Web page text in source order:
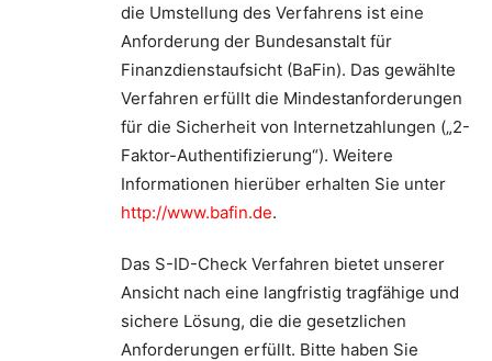
die Umstellung des Verfahrens ist eine
Anforderung der Bundesanstalt für
Finanzdienstaufsicht (BaFin). Das gewählte
Verfahren erfüllt die Mindestanforderungen
für die Sicherheit von Internetzahlungen („2-
Faktor-Authentifizierung“). Weitere
Informationen hierüber erhalten Sie unter
http://www.bafin.de.
Das S-ID-Check Verfahren bietet unserer
Ansicht nach eine langfristig tragfähige und
sichere Lösung, die die gesetzlichen
Anforderungen erfüllt. Bitte haben Sie